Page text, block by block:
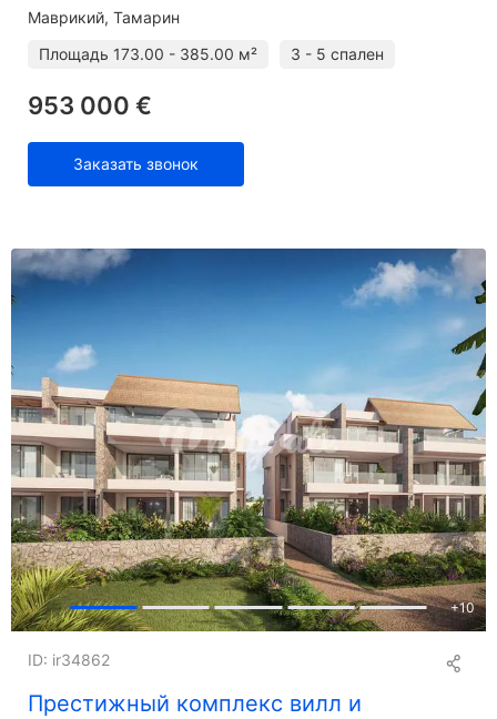
Маврикий, Тамарин
Площадь 173.00 - 385.00 м² 3 - 5 спален
953 000 €
Заказать звонок
+10
Престижный комплекс вилл и
ID: ir34862